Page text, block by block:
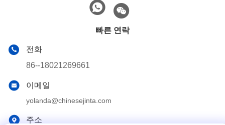
빠른 연락
전화
86--18021269661
이메일
yolanda@chinesejinta.com
주소